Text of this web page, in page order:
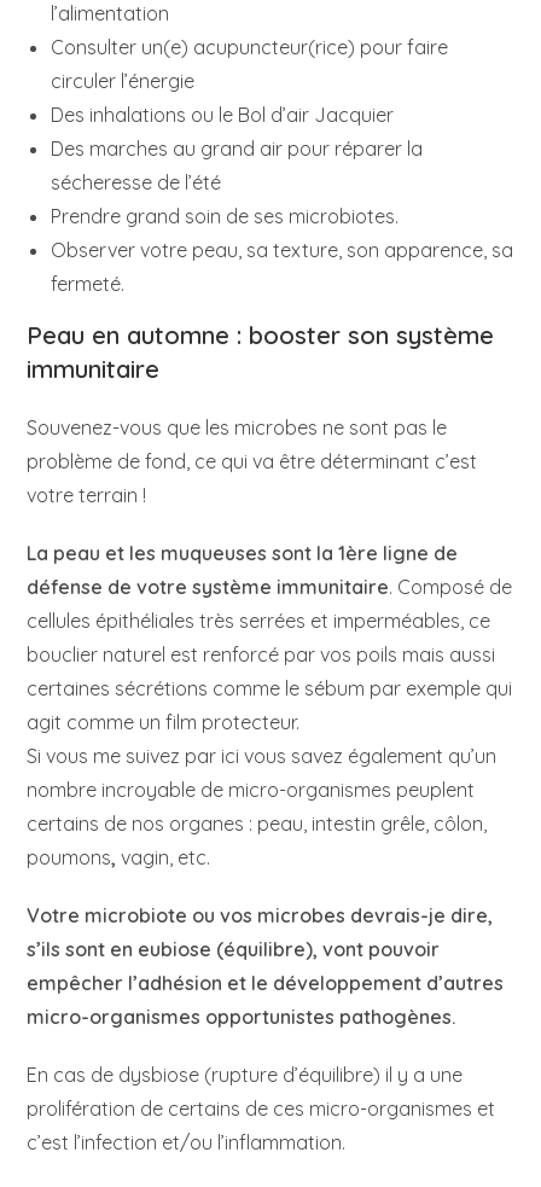
l’alimentation
Consulter un(e) acupuncteur(rice) pour faire
circuler l’énergie
Des inhalations ou le Bol d’air Jacquier
Des marches au grand air pour réparer la
sécheresse de l’été
Prendre grand soin de ses microbiotes.
Observer votre peau, sa texture, son apparence, sa
fermeté.
Peau en automne : booster son système
immunitaire
Souvenez-vous que les microbes ne sont pas le
problème de fond, ce qui va être déterminant c’est
votre terrain !
La peau et les muqueuses sont la 1ère ligne de
défense de votre système immunitaire. Composé de
cellules épithéliales très serrées et imperméables, ce
bouclier naturel est renforcé par vos poils mais aussi
certaines sécrétions comme le sébum par exemple qui
agit comme un film protecteur.
Si vous me suivez par ici vous savez également qu’un
nombre incroyable de micro-organismes peuplent
certains de nos organes : peau, intestin grêle, côlon,
poumons,vagin, etc.
Votre microbiote ou vos microbes devrais-je dire,
s’ils sont en eubiose (équilibre), vont pouvoir
empêcher l’adhésion et le développement d’autres
micro-organismes opportunistes pathogènes.
En cas de dysbiose (rupture d’équilibre) il y a une
prolifération de certains de ces micro-organismes et
c’est l’infection et/ou l’inflammation.